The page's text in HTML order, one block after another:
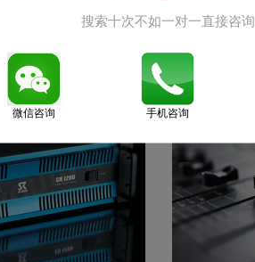
搜索十次不如一对一直接咨询
微信咨询 手机咨询